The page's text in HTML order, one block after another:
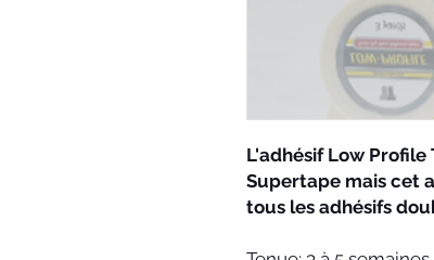
L'adhésif Low
Supertape mais cet
tous les adhésifs